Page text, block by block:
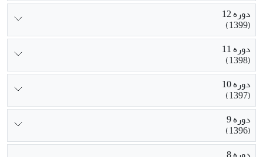
دوره 12
(1399)
دوره 11
(1398)
دوره 10
(1397)
دوره 9
(1396)